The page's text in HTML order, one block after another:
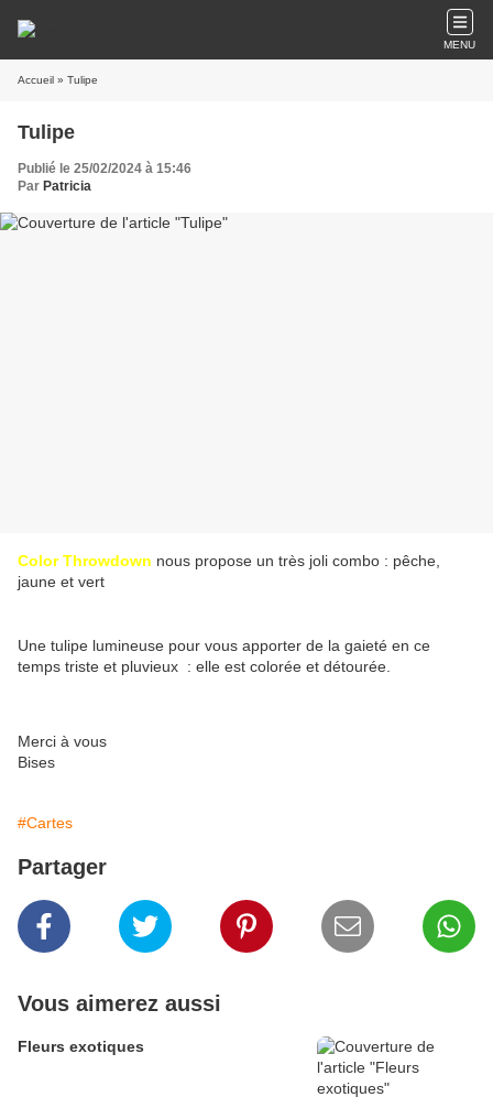
MENU
Accueil » Tulipe
Tulipe
Publié le 25/02/2024 à 15:46
Par Patricia
Color Throwdown nous propose un très joli combo : pêche,
jaune et vert
Une tulipe lumineuse pour vous apporter de la gaieté en ce
temps triste et pluvieux : elle est colorée et détourée.
Merci à vous
Bises
#Cartes
Partager
Vous aimerez aussi
Fleurs exotiques